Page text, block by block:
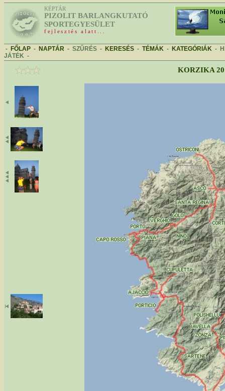
KÉPTÁR
PIZOLIT BARLANGKUTATÓ
SPORTEGYESÜLET
fejlesztés alatt...
- FŐLAP - NAPTÁR - SZŰRÉS - KERESÉS - TÉMÁK - KATEGÓRIÁK -
JÁTÉK -
KORZIKA